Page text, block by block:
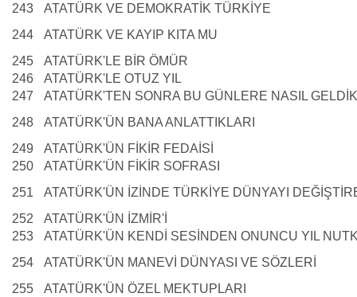
243
ATATÜRK VE DEMOKRATİK TÜRKİYE
244
ATATÜRK VE KAYIP KITA MU
245
ATATÜRK'LE BİR ÖMÜR
246
ATATÜRK'LE OTUZ YIL
247
ATATÜRK'TEN SONRA BU GÜNLERE NASIL
248
ATATÜRK'ÜN BANA ANLATTIKLARI
249
ATATÜRK'ÜN FİKİR FEDAİSİ
250
ATATÜRK'ÜN FİKİR SOFRASI
251
ATATÜRK'ÜN İZİNDE TÜRKİYE DÜNYAYI
252
ATATÜRK'ÜN İZMİR'İ
253
ATATÜRK'ÜN KENDİ SESİNDEN ONUNCU YIL
254
ATATÜRK'ÜN MANEVİ DÜNYASI VE SÖZLERİ
255
ATATÜRK'ÜN ÖZEL MEKTUPLARI